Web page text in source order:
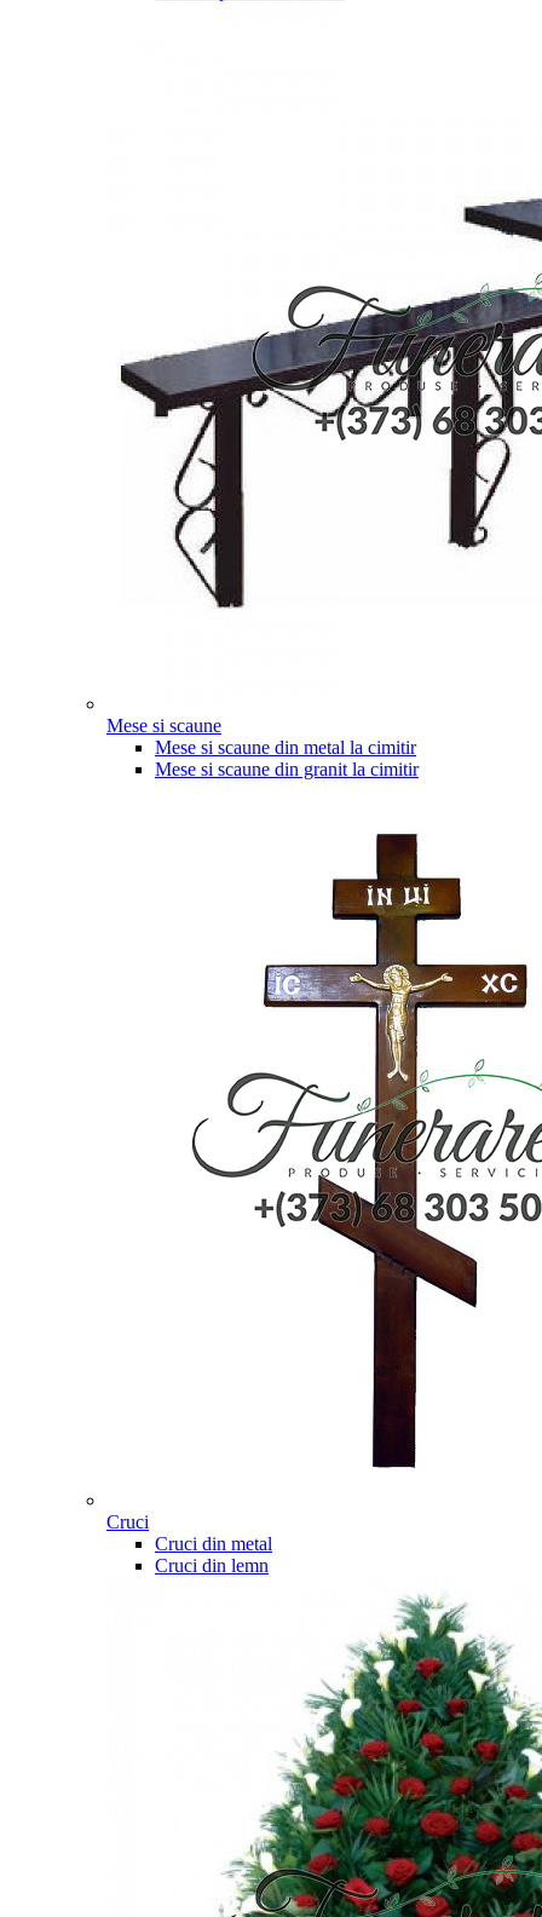
Mese si scaune
Mese si scaune din metal la cimitir
Mese si scaune din granit la cimitir
Cruci
Cruci din metal
Cruci din lemn